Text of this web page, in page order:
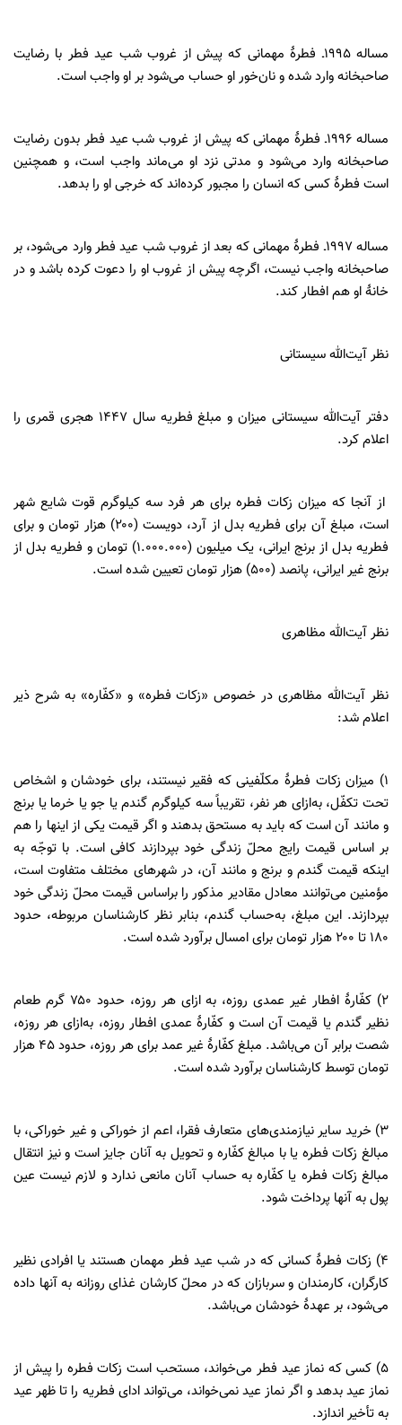
‎‌صاحبخانه وارد می‌شود و مدتی نزد او می‌ماند واجب است، و همچنین
است فطرۀ‌‎ ‎‌کسی که انسان را مجبور کرده‌اند که خرجی او را بدهد.‌
‎‌صاحبخانه واجب نیست، اگرچه پیش از غروب او را دعوت کرده باشد و در
خانۀ او‎ ‎‌هم افطار کند.‌
نظر آیت‌الله سیستانی
دفتر آیت‌الله سیستانی میزان و مبلغ فطریه سال ۱۴۴۷ هجری قمری را
اعلام کرد.
از آنجا که میزان زکات فطره برای هر فرد سه کیلوگرم قوت شایع شهر
است، مبلغ آن برای فطریه بدل از آرد، دویست (۲۰۰) هزار تومان و برای
فطریه بدل از برنج ایرانی، یک میلیون (۱.۰۰۰.۰۰۰) تومان و فطریه بدل از
برنج غیر ایرانی، پانصد (۵۰۰) هزار تومان تعیین شده است.
نظر آیت‌الله مظاهری
نظر آیت‌الله مظاهری در خصوص «زکات فطره» و «کفّاره» به شرح ذیر
اعلام شد:
۱) میزان زکات فطرۀ مکلّفینی که فقیر نیستند، برای خودشان و اشخاص
تحت تکفّل، به‌ازای هر نفر، تقریباً سه کیلوگرم گندم یا جو یا خرما یا برنج
و مانند آن است که باید به مستحق بدهند و اگر قیمت یکی از اینها را هم
بر اساس قیمت رایج محلّ زندگی خود بپردازند کافی است. با توجّه به
اینکه قیمت گندم و برنج و مانند آن، در شهرهای مختلف متفاوت است،
مؤمنین می‌توانند معادل مقادیر مذکور را براساس قیمت محلّ زندگی خود
بپردازند. این مبلغ، به‌حساب گندم، بنابر نظر کارشناسان مربوطه، حدود
۱۸۰ تا ۲۰۰ هزار تومان برای امسال برآورد شده است.
۲) کفّارۀ افطار غیر عمدی روزه، به ازای هر روزه، حدود ۷۵۰ گرم طعام
نظیر گندم یا قیمت آن است و کفّارۀ عمدی افطار روزه، به‌ازای هر روزه،
شصت برابر آن می‌باشد. مبلغ کفّارۀ غیر عمد برای هر روزه، حدود ۴۵ هزار
تومان توسط کارشناسان برآورد شده است.
۳) خرید سایر نیازمندی‌های متعارف فقرا، اعم از خوراکی و غیر خوراکی، با
مبالغ زکات فطره یا با مبالغ کفّاره و تحویل به آنان جایز است و نیز انتقال
مبالغ زکات فطره یا کفّاره به حساب آنان مانعی ندارد و لازم نیست عین
پول به آنها پرداخت شود.
۴) زکات فطرۀ کسانی که در شب عید فطر مهمان هستند یا افرادی نظیر
کارگران، کارمندان و سربازان که در محلّ کارشان غذای روزانه به آنها داده
می‌شود، بر عهدۀ خودشان می‌باشد.
۵) کسی که نماز عید فطر می‌خواند، مستحب است زکات فطره را پیش از
نماز عید بدهد و اگر نماز عید نمی‌خواند، می‌تواند ادای فطریه را تا ظهر عید
به تأخیر اندازد.